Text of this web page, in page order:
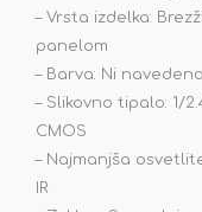
– Vrsta izdelka:
panelom
– Barva: Ni navedena
– Slikovno tipalo: 1/
CMOS
– Najmanjša
IR